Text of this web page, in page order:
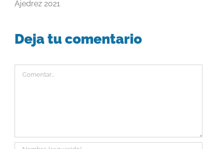
Ajedrez 2021
Deja tu comentario